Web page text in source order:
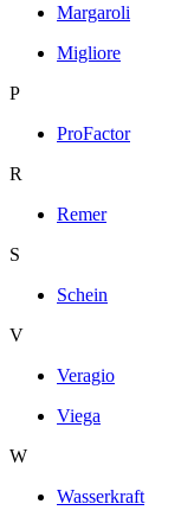
Margaroli
Migliore
P
ProFactor
R
Remer
S
Schein
V
Veragio
Viega
W
Wasserkraft